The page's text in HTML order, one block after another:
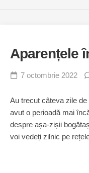
Aparențele
7 octombrie 2022
Au trecut câteva zile
avut o perioadă mai
despre așa-zișii
voi vedeți zilnic pe